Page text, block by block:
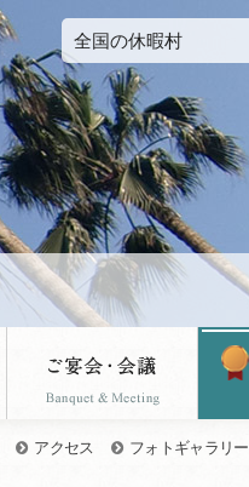
全国の休暇村
アクセス フォトギャラリー